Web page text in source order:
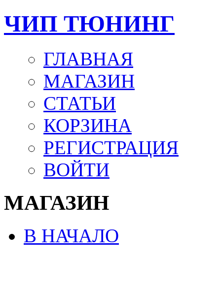
ЧИП ТЮНИНГ
ГЛАВНАЯ
МАГАЗИН
СТАТЬИ
КОРЗИНА
РЕГИСТРАЦИЯ
ВОЙТИ
МАГАЗИН
В НАЧАЛО